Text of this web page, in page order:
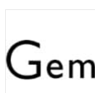
Skip
primary
navigation
Skip
content
Skip
primary
sidebar
Skip
footer